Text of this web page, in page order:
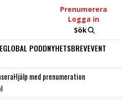
Prenumerera
Logga in
Sök
GLOBAL PODDNYHETSBREVEVENT
Hjälp med prenumeration